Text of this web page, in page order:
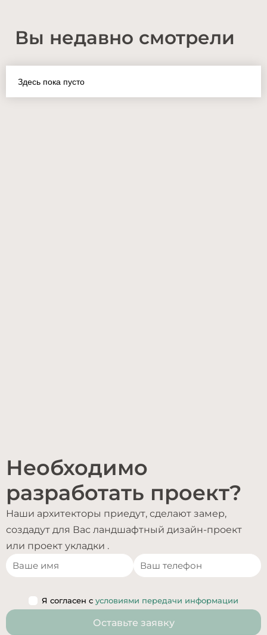
Вы недавно смотрели
Здесь пока пусто
Необходимо
разработать проект?
Наши архитекторы приедут, сделают замер,
создадут для Вас ландшафтный дизайн-проект
или проект укладки .
Я согласен с условиями передачи информации
Оставьте заявку